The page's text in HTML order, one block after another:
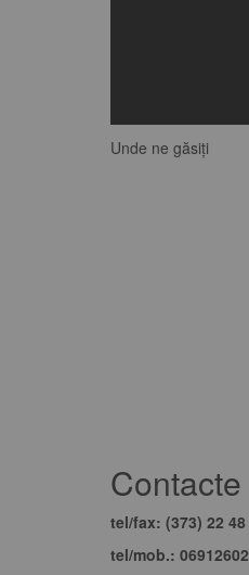
Unde ne găsiți
Contacte
tel/fax: (373) 22 48
tel/mob.: